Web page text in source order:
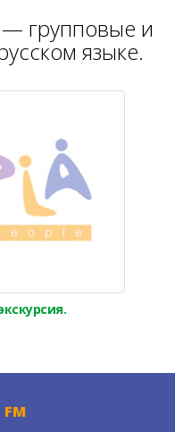
групповые и
языке.
FM